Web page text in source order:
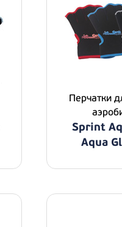
Перчатки
Sprint
Aqua